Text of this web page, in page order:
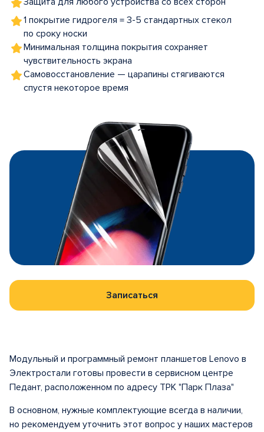
1 покрытие гидрогеля = 3-5 стандартных стекол
по сроку носки
Минимальная толщина покрытия сохраняет
чувствительность экрана
Самовосстановление — царапины стягиваются
спустя некоторое время
Записаться
Модульный и программный ремонт планшетов Lenovo в
Электростали готовы провести в сервисном центре
Педант, расположенном по адресу ТРК "Парк Плаза"
В основном, нужные комплектующие всегда в наличии,
но рекомендуем уточнить этот вопрос у наших мастеров